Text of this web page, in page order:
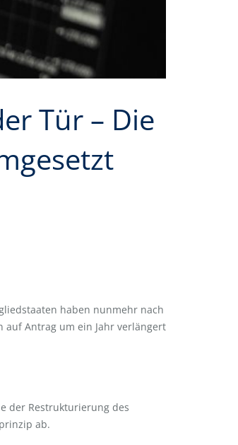
Tür – Die
haben nunmehr nach
auf Antrag um ein Jahr verlängert
der Restrukturierung des
ab.